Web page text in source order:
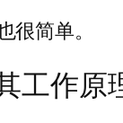
简单。
工作原